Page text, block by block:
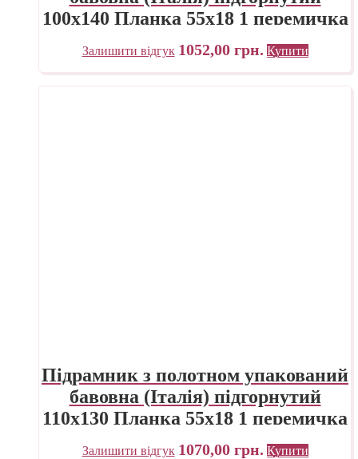
100х140 Планка 55х18 1 перемичка
ПП Трек Україна
Залишити відгук 1052,00 грн. Купити
Підрамник з полотном упакований
бавовна (Італія) підгорнутий
110х130 Планка 55х18 1 перемичка
ПП Трек Україна
Залишити відгук 1070,00 грн. Купити